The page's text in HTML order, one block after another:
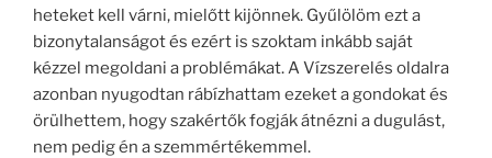
heteket kell várni, mielőtt kijönnek. Gyűlölöm ezt a
bizonytalanságot és ezért is szoktam inkább saját
kézzel megoldani a problémákat. A Vízszerelés oldalra
azonban nyugodtan rábízhattam ezeket a gondokat és
örülhettem, hogy szakértők fogják átnézni a dugulást,
nem pedig én a szemmértékemmel.